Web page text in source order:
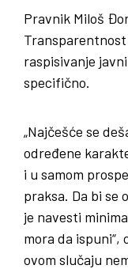
Pravnik Miloš
Transparentnost
raspisivanje
specifično.
„Najčešće se
određene
i u samom
praksa. Da bi se
je navesti
mora da ispuni“,
ovom slučaju